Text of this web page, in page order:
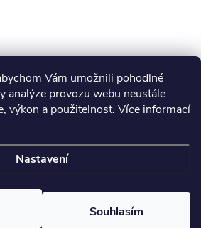
Vám umožnili pohodlné
analýze provozu webu neustále
výkon a použitelnost. Více informací
Nastavení
Souhlasím